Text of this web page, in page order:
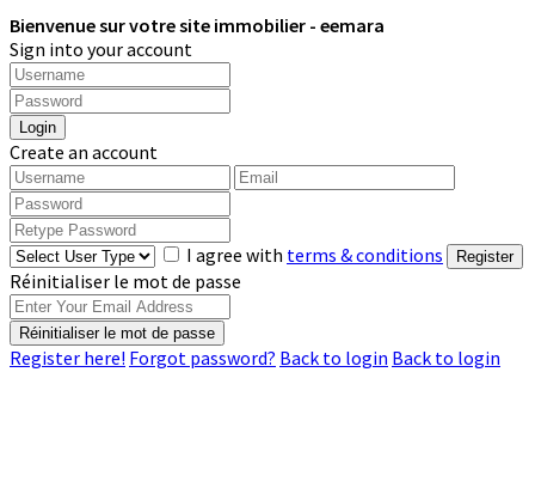
Bienvenue sur votre site immobilier - eemara
Sign into your account
Login
Create an account
I agree with terms & conditions Register
Réinitialiser le mot de passe
Réinitialiser le mot de passe
Register here! Forgot password? Back to login Back to login